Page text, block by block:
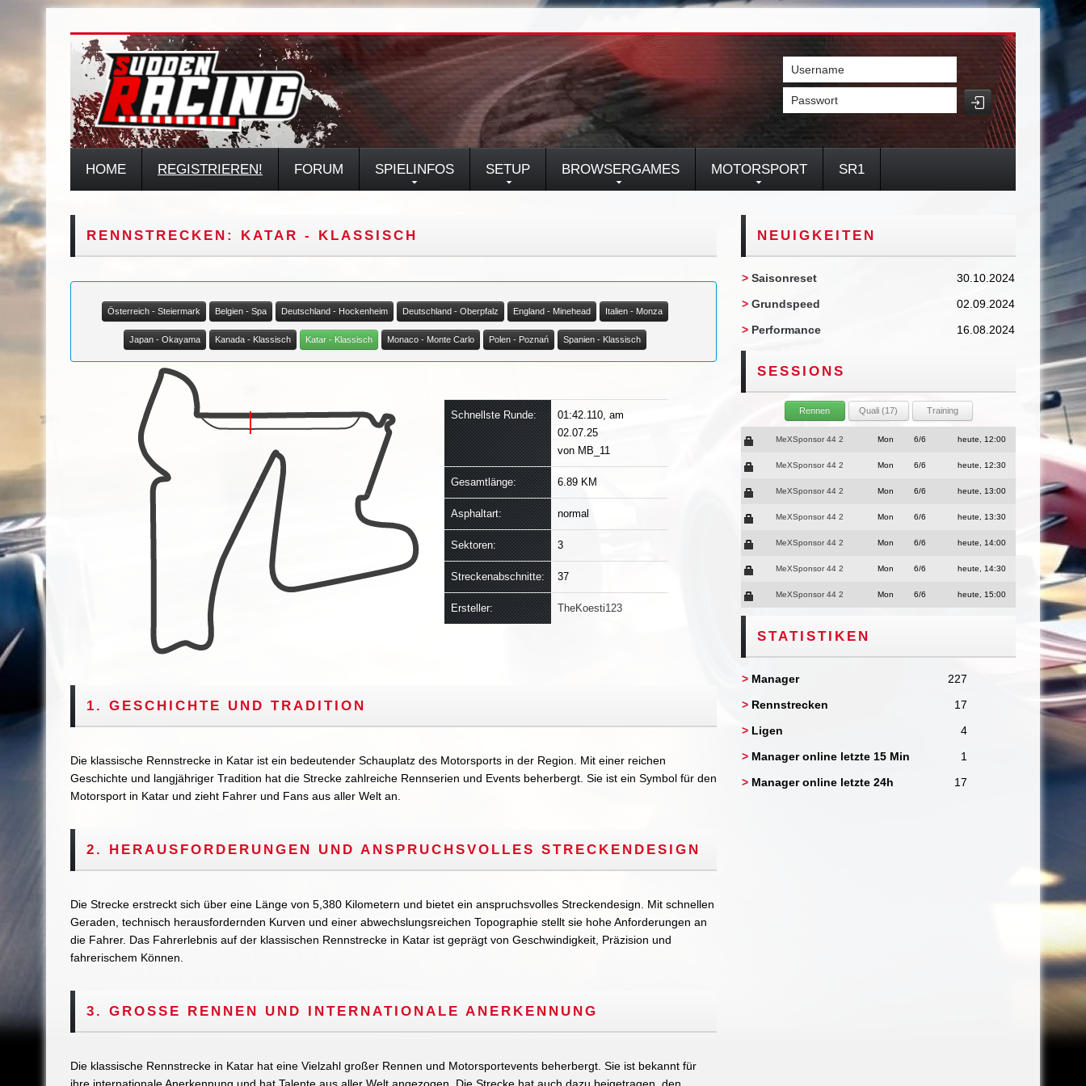
Username
Passwort
HOME REGISTRIEREN! FORUM SPIELINFOS SETUP BROWSERGAMES MOTORSPORT SR1
RENNSTRECKEN: KATAR - KLASSISCH
Österreich - Steiermark Belgien - Spa Deutschland - Hockenheim Deutschland - Oberpfalz England - Minehead Italien - Monza
Japan - Okayama Kanada - Klassisch Katar - Klassisch Monaco - Monte Carlo Polen - Poznań Spanien - Klassisch
Schnellste Runde:
01:42.110, am
02.07.25
von MB_11
Gesamtlänge: 6.89 KM
Asphaltart: normal
Sektoren: 3
Streckenabschnitte: 37
Ersteller: TheKoesti123
1. GESCHICHTE UND TRADITION
Die klassische Rennstrecke in Katar ist ein bedeutender Schauplatz des Motorsports in der Region. Mit einer reichen
Geschichte und langjähriger Tradition hat die Strecke zahlreiche Rennserien und Events beherbergt. Sie ist ein Symbol für den
Motorsport in Katar und zieht Fahrer und Fans aus aller Welt an.
2. HERAUSFORDERUNGEN UND ANSPRUCHSVOLLES STRECKENDESIGN
Die Strecke erstreckt sich über eine Länge von 5,380 Kilometern und bietet ein anspruchsvolles Streckendesign. Mit schnellen
Geraden, technisch herausfordernden Kurven und einer abwechslungsreichen Topographie stellt sie hohe Anforderungen an
die Fahrer. Das Fahrerlebnis auf der klassischen Rennstrecke in Katar ist geprägt von Geschwindigkeit, Präzision und
fahrerischem Können.
3. GROSSE RENNEN UND INTERNATIONALE ANERKENNUNG
Die klassische Rennstrecke in Katar hat eine Vielzahl großer Rennen und Motorsportevents beherbergt. Sie ist bekannt für
NEUIGKEITEN
> Saisonreset
30.10.2024
> Grundspeed
02.09.2024
> Performance 16.08.2024
SESSIONS
Rennen Quali (17) Training
MeXSponsor 44 2 Mon 6/6 heute, 12:00
MeXSponsor 44 2 Mon 6/6 heute, 12:30
MeXSponsor 44 2 Mon 6/6 heute, 13:00
MeXSponsor 44 2 Mon 6/6 heute, 13:30
MeXSponsor 44 2 Mon 6/6 heute, 14:00
MeXSponsor 44 2 Mon 6/6 heute, 14:30
MeXSponsor 44 2 Mon 6/6 heute, 15:00
STATISTIKEN
> Manager
227
> Rennstrecken
17
> Ligen
4
> Manager online letzte 15 Min
1
> Manager online letzte 24h 17